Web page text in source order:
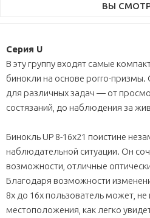
ВЫ
Серия U
В эту группу входят самые
бинокли на основе porro-призмы.
для различных задач — от
состязаний, до наблюдения за
Бинокль UP 8-16x21 поистине
наблюдательной ситуации. Он
возможности, отличные
Благодаря возможности
8х до 16х пользователь может, не
местоположения, как легко